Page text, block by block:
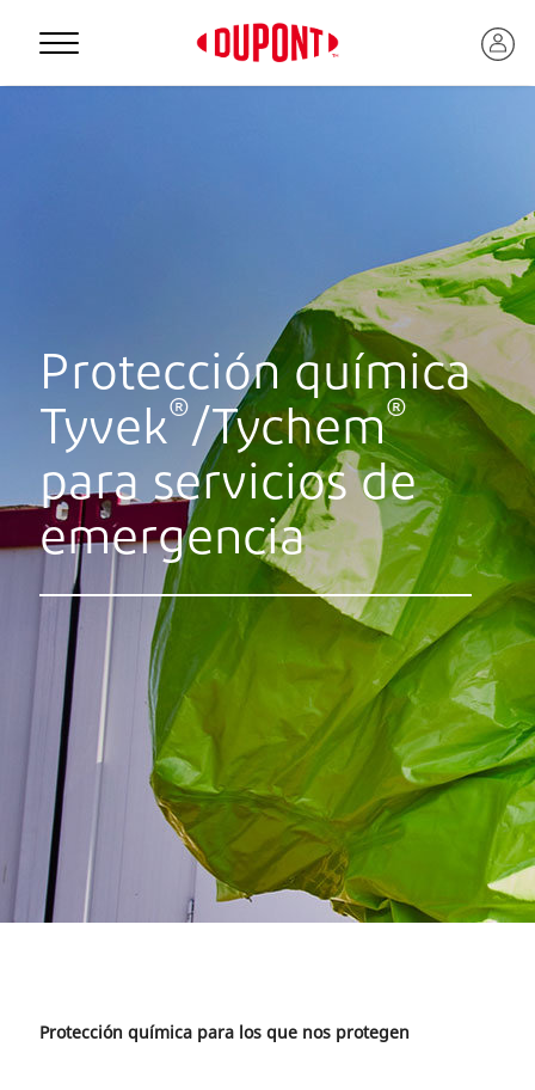
Personal Protection
Protección química
Tyvek®/Tychem®
para servicios de
emergencia
Protección química para los que nos protegen